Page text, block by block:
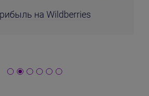
на Wildberries